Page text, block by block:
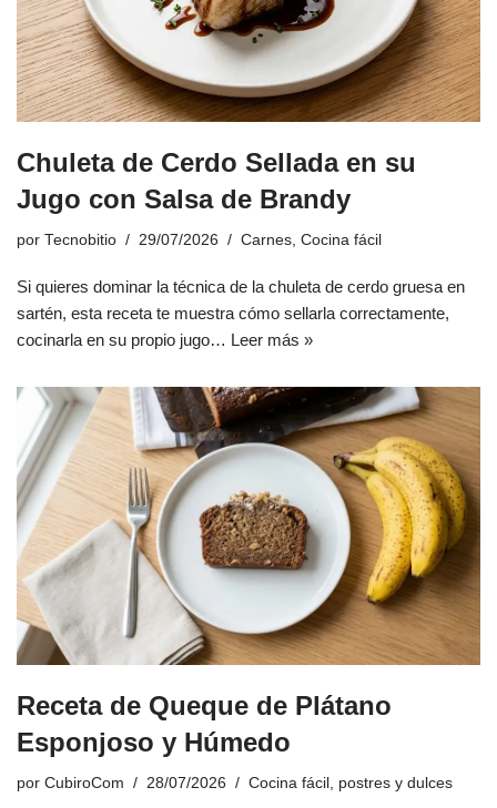
Chuleta de Cerdo Sellada en su
Jugo con Salsa de Brandy
por Tecnobitio 29/07/2026 Carnes, Cocina fácil
Si quieres dominar la técnica de la chuleta de cerdo gruesa en
sartén, esta receta te muestra cómo sellarla correctamente,
cocinarla en su propio jugo… Leer más »
Receta de Queque de Plátano
Esponjoso y Húmedo
por CubiroCom 28/07/2026 Cocina fácil postres y dulces